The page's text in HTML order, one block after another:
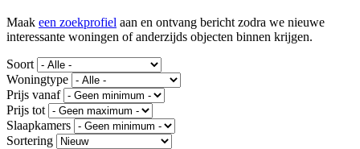
Maak een zoekprofiel aan en ontvang bericht zodra we nieuwe
interessante woningen of anderzijds objecten binnen krijgen.
Soort
Woningtype
Prijs vanaf
Prijs tot
Slaapkamers
Sortering